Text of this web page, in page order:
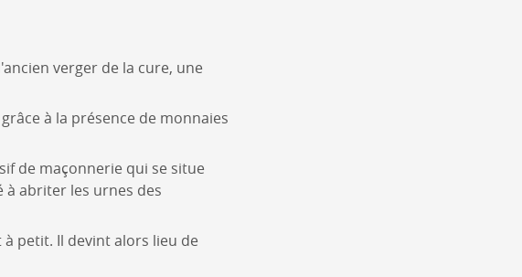
Boîtes à idées
verger de la cure, une
à la présence de monnaies
de maçonnerie qui se situe
abriter les urnes des
petit. Il devint alors lieu de